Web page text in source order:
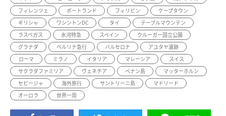
フィレンツェ
ポートランド フィリピン
ケープタウン
ギリシャ
ワシントンDC タイ
テーブルマウンテン
ラスベガス
氷河特急 スペイン
クルーガー国立公園
グラナダ
ベルリナ急行 バルセロナ
アユタヤ遺跡
ローマ
ミラノ イタリア マレーシア
スイス
サクラダファミリア
ヴェネチア ペナン島
マッターホルン
セビージャ
海外旅行 サントリーニ島
マドリード
オーロラ
世界一周